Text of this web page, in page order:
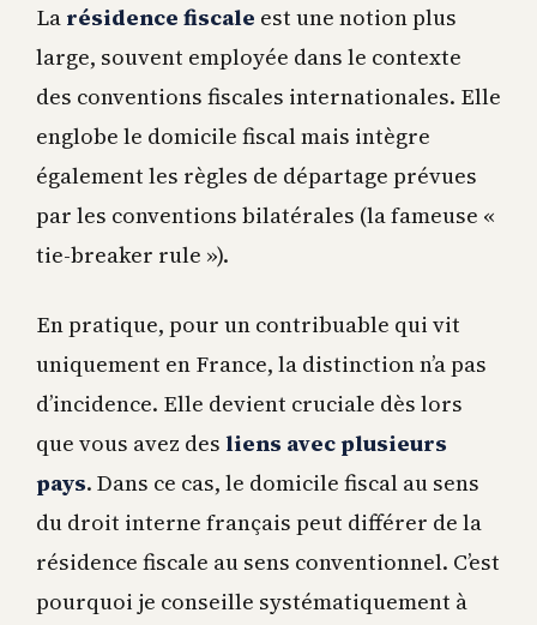
La résidence fiscale est une notion plus
large, souvent employée dans le contexte
des conventions fiscales internationales. Elle
englobe le domicile fiscal mais intègre
également les règles de départage prévues
par les conventions bilatérales (la fameuse «
tie-breaker rule »).
En pratique, pour un contribuable qui vit
uniquement en France, la distinction n’a pas
d’incidence. Elle devient cruciale dès lors
que vous avez des liens avec plusieurs
pays. Dans ce cas, le domicile fiscal au sens
du droit interne français peut différer de la
résidence fiscale au sens conventionnel. C’est
pourquoi je conseille systématiquement à